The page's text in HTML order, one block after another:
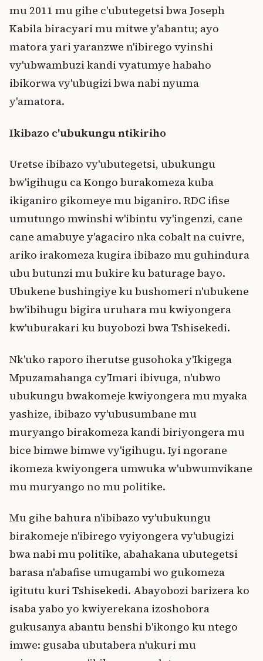
mu 2011 mu gihe c'ubutegetsi bwa Joseph
Kabila biracyari mu mitwe y'abantu; ayo
matora yari yaranzwe n'ibirego vyinshi
vy'ubwambuzi kandi vyatumye habaho
ibikorwa vy'ubugizi bwa nabi nyuma
y'amatora.
Ikibazo c'ubukungu ntikiriho
Uretse ibibazo vy'ubutegetsi, ubukungu
bw'igihugu ca Kongo burakomeza kuba
ikiganiro gikomeye mu biganiro. RDC ifise
umutungo mwinshi w'ibintu vy'ingenzi, cane
cane amabuye y'agaciro nka cobalt na cuivre,
ariko irakomeza kugira ibibazo mu guhindura
ubu butunzi mu bukire ku baturage bayo.
Ubukene bushingiye ku bushomeri n'ubukene
bw'ibihugu bigira uruhara mu kwiyongera
kw'uburakari ku buyobozi bwa Tshisekedi.
Nk'uko raporo iherutse gusohoka y'Ikigega
Mpuzamahanga cy'Imari ibivuga, n'ubwo
ubukungu bwakomeje kwiyongera mu myaka
yashize, ibibazo vy'ubusumbane mu
muryango birakomeza kandi biriyongera mu
bice bimwe bimwe vy'igihugu. Iyi ngorane
ikomeza kwiyongera umwuka w'ubwumvikane
mu muryango no mu politike.
Mu gihe bahura n'ibibazo vy'ubukungu
birakomeje n'ibirego vyiyongera vy'ubugizi
bwa nabi mu politike, abahakana ubutegetsi
barasa n'abafise umugambi wo gukomeza
igitutu kuri Tshisekedi. Abayobozi barizera ko
isaba yabo yo kwiyerekana izoshobora
gukusanya abantu benshi b'ikongo ku ntego
imwe: gusaba ubutabera n'ukuri mu